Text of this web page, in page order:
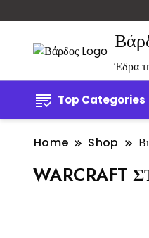
Έδρα
Top Categories
Home Shop